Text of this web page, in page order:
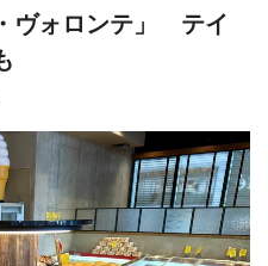
ヴォロンテ」 テイ